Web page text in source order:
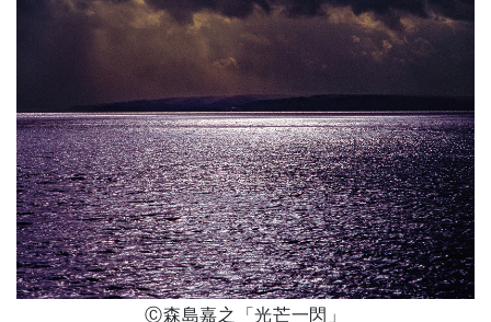
Ⓒ森島嘉之「光芒一閃」